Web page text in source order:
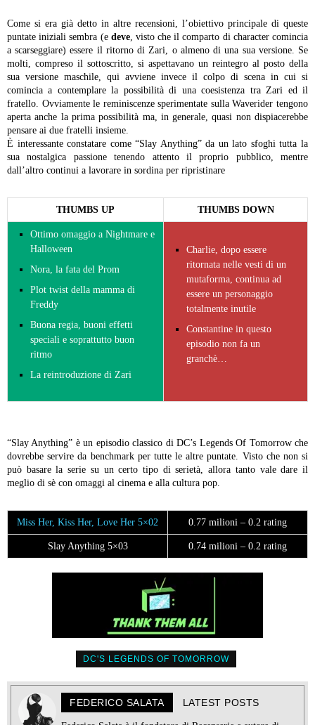
Come si era già detto in altre recensioni, l’obiettivo principale di queste
puntate iniziali sembra (e deve, visto che il comparto di character comincia
a scarseggiare) essere il ritorno di Zari, o almeno di una sua versione. Se
molti, compreso il sottoscritto, si aspettavano un reintegro al posto della
sua versione maschile, qui avviene invece il colpo di scena in cui si
comincia a contemplare la possibilità di una coesistenza tra Zari ed il
fratello. Ovviamente le reminiscenze sperimentate sulla Waverider tengono
aperta anche la prima possibilità ma, in generale, quasi non dispiacerebbe
pensare ai due fratelli insieme.
È interessante constatare come “Slay Anything” da un lato sfoghi tutta la
sua nostalgica passione tenendo attento il proprio pubblico, mentre
dall’altro continui a lavorare in sordina per ripristinare
THUMBS UP THUMBS DOWN
Ottimo omaggio a Nightmare e
Halloween
Nora, la fata del Prom
Plot twist della mamma di
Freddy
Buona regia, buoni effetti
speciali e soprattutto buon
ritmo
La reintroduzione di Zari
Charlie, dopo essere
ritornata nelle vesti di un
mutaforma, continua ad
essere un personaggio
totalmente inutile
Constantine in questo
episodio non fa un
granchè…
“Slay Anything” è un episodio classico di DC’s Legends Of Tomorrow che
dovrebbe servire da benchmark per tutte le altre puntate. Visto che non si
può basare la serie su un certo tipo di serietà, allora tanto vale dare il
meglio di sè con omaggi al cinema e alla cultura pop.
Miss Her, Kiss Her, Love Her 5×02 0.77 milioni – 0.2 rating
Slay Anything 5×03 0.74 milioni – 0.2 rating
DC'S LEGENDS OF TOMORROW
FEDERICO SALATA LATEST POSTS